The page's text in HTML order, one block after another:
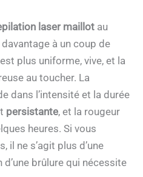
laser maillot au
à un coup de
plus uniforme, vive, et la
au toucher. La
dans l’intensité et la durée
persistante, et la rougeur
heures. Si vous
ne s’agit plus d’une
brûlure qui nécessite